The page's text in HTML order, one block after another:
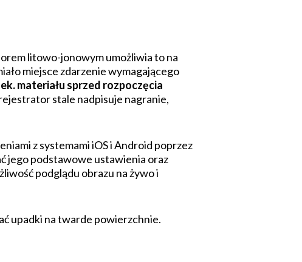
litowo-jonowym umożliwia to na
miejsce zdarzenie wymagającego
materiału sprzed rozpoczęcia
stale nadpisuje nagranie,
z systemami iOS i Android poprzez
jego podstawowe ustawienia oraz
podglądu obrazu na żywo i
upadki na twarde powierzchnie.